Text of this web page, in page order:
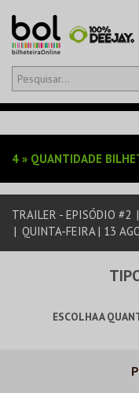
Olá,iniciar sessão
EVENTOS
CARTÕES
4 » QUANTIDADE
TRAILER - EPISÓDIO #2 |
| QUINTA-FEIRA | 13
ESCOLHA A